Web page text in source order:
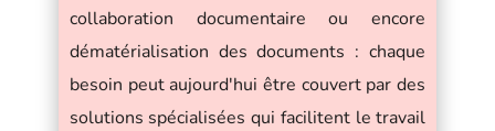
collaboration documentaire ou encore
dématérialisation des documents : chaque
besoin peut aujourd'hui être couvert par des
solutions spécialisées qui facilitent le travail